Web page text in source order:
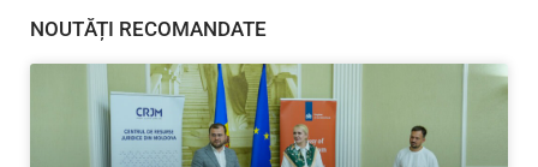
NOUTĂȚI RECOMANDATE